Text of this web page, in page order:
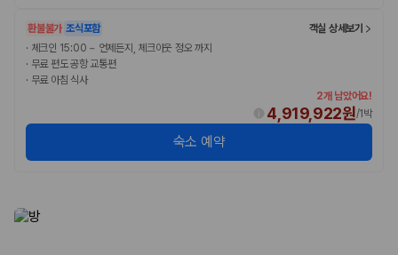
환불불가 조식포함
객실 상세보기
· 체크인 15:00 ~ 언제든지, 체크아웃 정오 까지
· 무료 편도 공항 교통편
· 무료 아침 식사
2개 남았어요!
4,919,922원/1박
숙소 예약